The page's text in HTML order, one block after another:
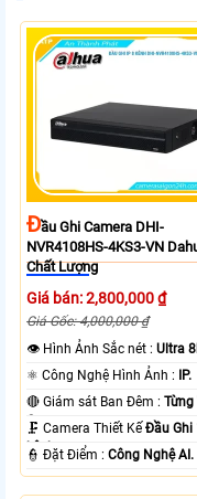
ĐẦu Ghi Camera DHI-
NVR4108HS-4KS3-VN
Chất Lượng
Giá bán: 2,800,000 ₫
Giá Gốc: 4,000,000 ₫
👁 Hình Ảnh Sắc nét :Ultra
⚛️ Công Nghệ Hình Ảnh : IP.
🔴 Giám sát Ban Đêm :Từng
Camera .
🗜️ Camera Thiết KếĐầu Ghi
kênh.
️👮 Đặt Điểm :Công Nghệ AI.